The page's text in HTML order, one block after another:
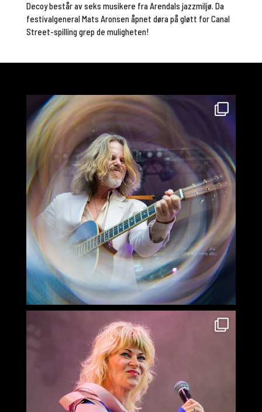
Decoy består av seks musikere fra Arendals jazzmiljø. Da
festivalgeneral Mats Aronsen åpnet døra på gløtt for Canal
Street-spilling grep de muligheten!